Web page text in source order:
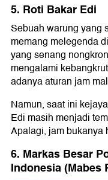
5. Roti Bakar Edi
Sebuah warung yang
memang melegenda
yang senang
mengalami
adanya aturan jam
Namun, saat ini
Edi masih menjadi
Apalagi, jam bukanya
6. Markas Besar
Indonesia (Mabes